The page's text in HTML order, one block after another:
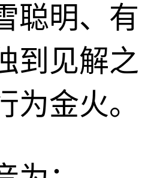
聪明、有
到见解之
为金火。